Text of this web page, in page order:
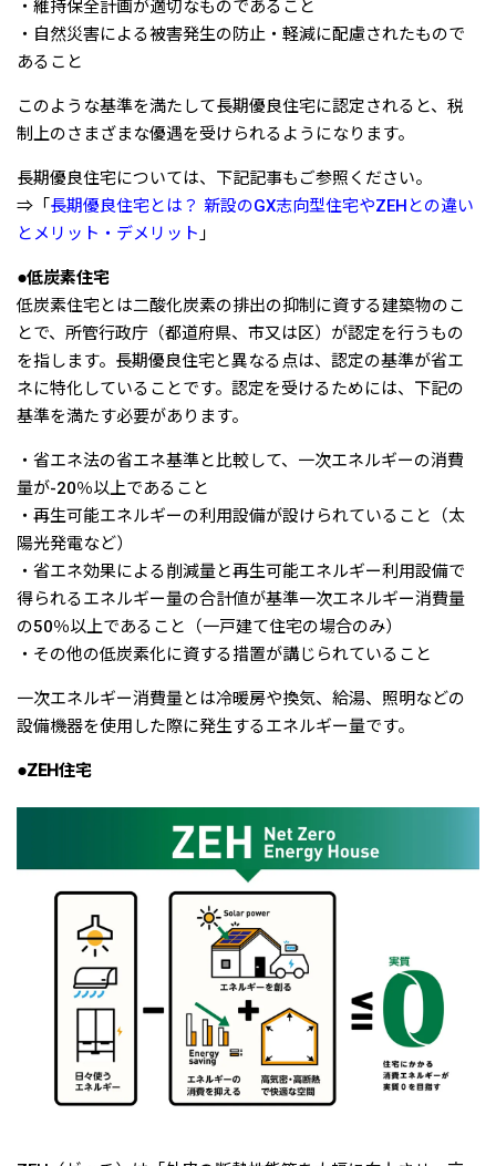
・維持保全計画が適切なものであること
・自然災害による被害発生の防止・軽減に配慮されたもので
あること
このような基準を満たして長期優良住宅に認定されると、税
制上のさまざまな優遇を受けられるようになります。
長期優良住宅については、下記記事もご参照ください。
⇒「 長期優良住宅とは？ 新設のGX志向型住宅やZEHとの違い
とメリット・デメリット 」
●低炭素住宅
低炭素住宅とは二酸化炭素の排出の抑制に資する建築物のこ
とで、所管行政庁（都道府県、市又は区）が認定を行うもの
を指します。長期優良住宅と異なる点は、認定の基準が省エ
ネに特化していることです。認定を受けるためには、下記の
基準を満たす必要があります。
・省エネ法の省エネ基準と比較して、一次エネルギーの消費
量が-20％以上であること
・再生可能エネルギーの利用設備が設けられていること（太
陽光発電など）
・省エネ効果による削減量と再生可能エネルギー利用設備で
得られるエネルギー量の合計値が基準一次エネルギー消費量
の50％以上であること（一戸建て住宅の場合のみ）
・その他の低炭素化に資する措置が講じられていること
一次エネルギー消費量とは冷暖房や換気、給湯、照明などの
設備機器を使用した際に発生するエネルギー量です。
●ZEH住宅